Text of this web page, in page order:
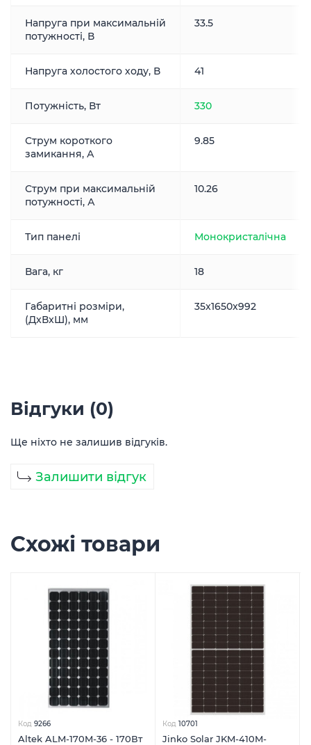
Напруга при максимальній
потужності, В
33.5
Напруга холостого ходу, В 41
Потужність, Вт 330
Струм короткого
замикання, А
9.85
Струм при максимальній
потужності, А
10.26
Тип панелі Монокристалічна
Вага, кг 18
Габаритні розміри,
(ДxВxШ), мм
35x1650x992
Відгуки (0)
Ще ніхто не залишив відгуків.
Залишити відгук
Схожі товари
Код 9266
Altek ALM‐170M‐36 - 170Вт
Код 10701
Jinko Solar JKM-410M-